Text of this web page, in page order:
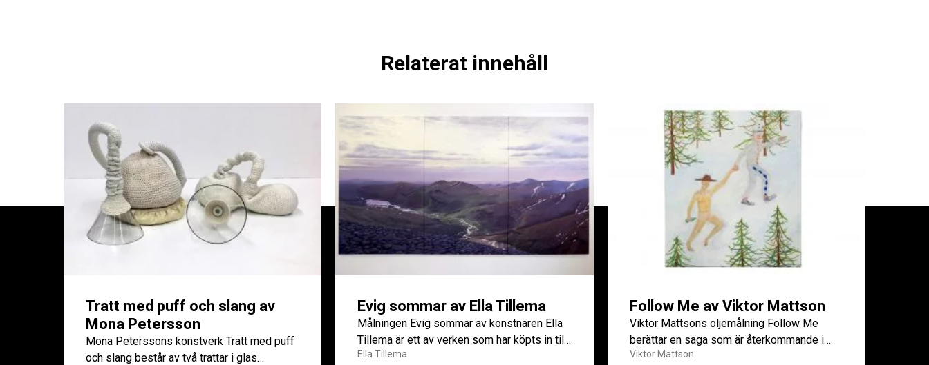
Relaterat innehåll
Tratt med puff och slang av
Mona Petersson
Mona Peterssons konstverk Tratt med puff
och slang består av två trattar i glas
Evig sommar av Ella Tillema
Målningen Evig sommar av konstnären Ella
Tillema är ett av verken som har köpts in till
Coronasamlingen.
Ella Tillema
Follow Me av Viktor Mattson
Viktor Mattsons oljemålning Follow Me
berättar en saga som är återkommande i
hans konstnärskap.
Viktor Mattson